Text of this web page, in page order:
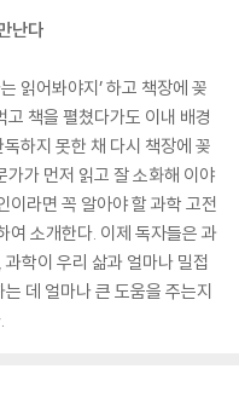
난다
읽어봐야지’ 하고 책장에 꽂
책을 펼쳤다가도 이내 배경
하지 못한 채 다시 책장에 꽂
가가 먼저 읽고 잘 소화해 이야
이라면 꼭 알아야 할 과학 고전
소개한다. 이제 독자들은 과
학이 우리 삶과 얼마나 밀접
데 얼마나 큰 도움을 주는지